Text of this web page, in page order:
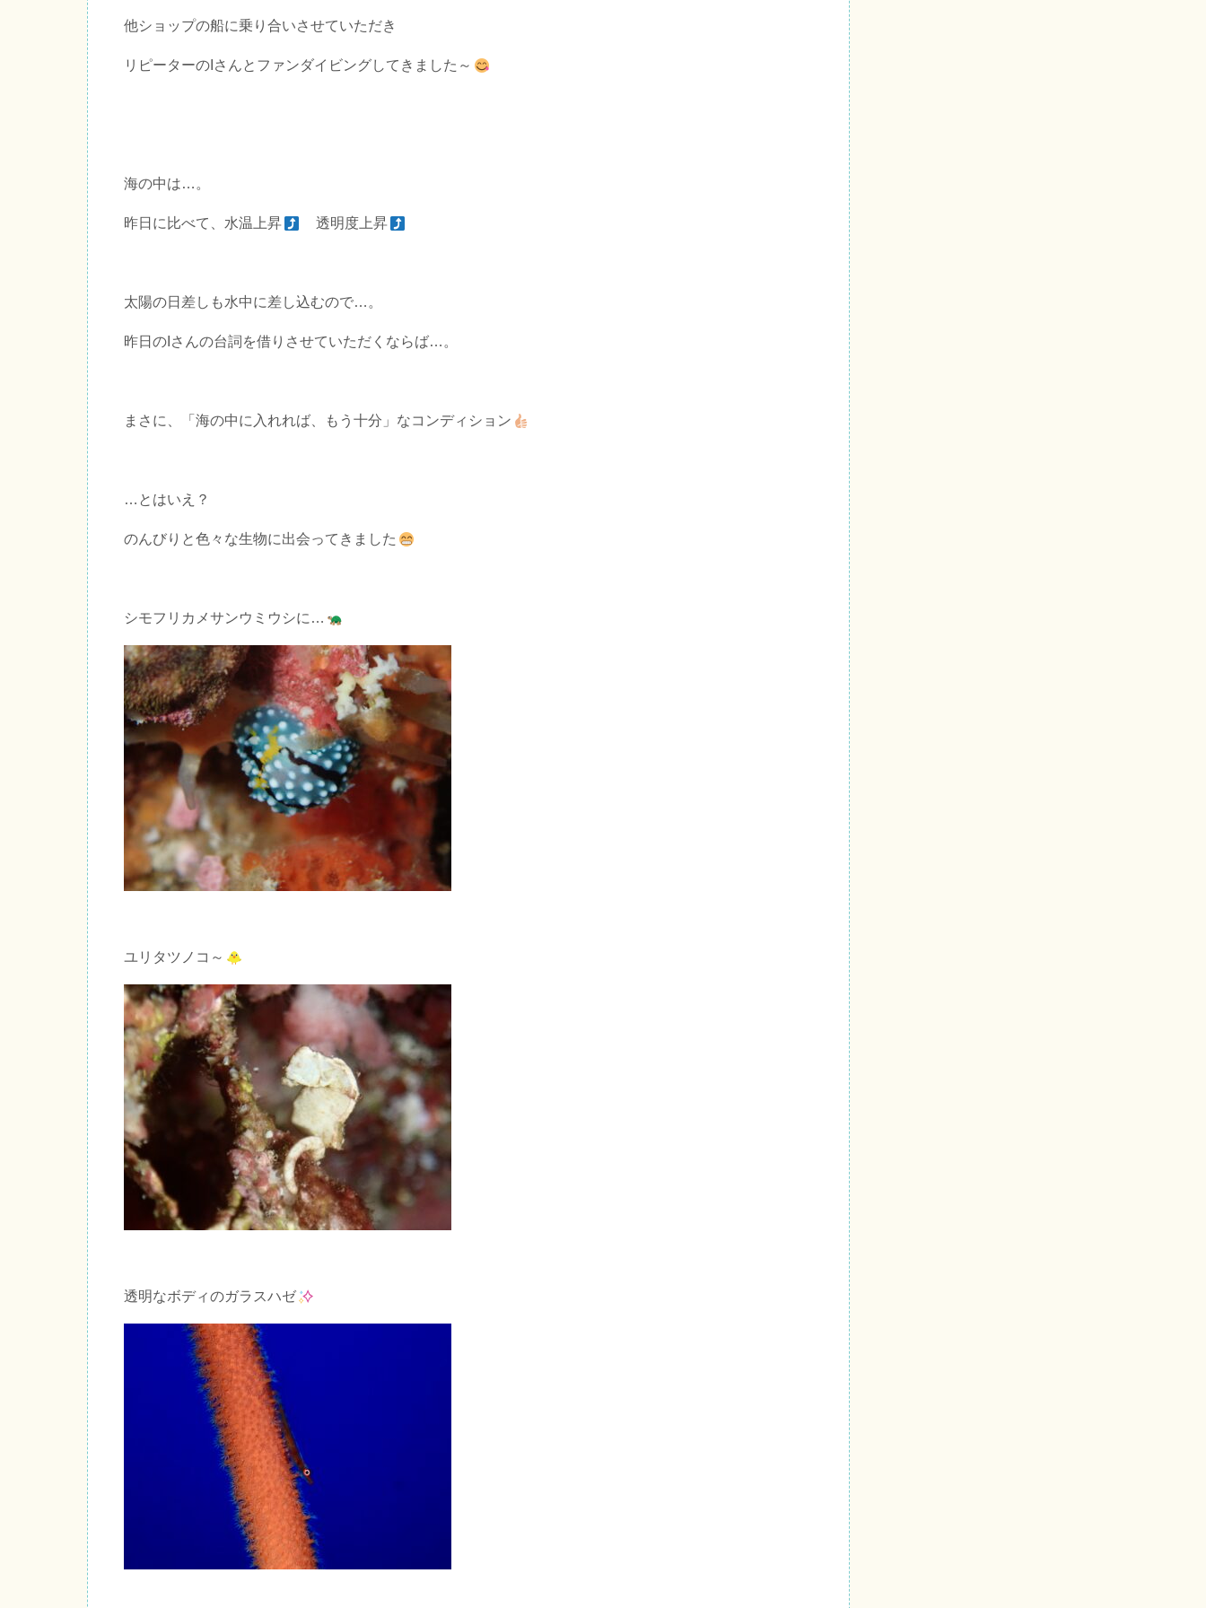
他ショップの船に乗り合いさせていただき
リピーターのIさんとファンダイビングしてきました～
海の中は…。
昨日に比べて、水温上昇 透明度上昇
太陽の日差しも水中に差し込むので…。
昨日のIさんの台詞を借りさせていただくならば…。
まさに、「海の中に入れれば、もう十分」なコンディション
…とはいえ？
のんびりと色々な生物に出会ってきました
シモフリカメサンウミウシに…
ユリタツノコ～
透明なボディのガラスハゼ